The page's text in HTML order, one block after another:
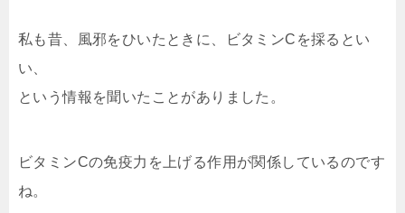
私も昔、風邪をひいたときに、ビタミンCを採るとい
い、
という情報を聞いたことがありました。
ビタミンCの免疫力を上げる作用が関係しているのです
ね。